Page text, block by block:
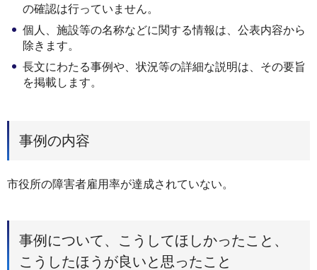
の確認は行っていません。
個人、施設等の名称などに関する情報は、公表内容から
除きます。
長文にわたる事例や、状況等の詳細な説明は、その要旨
を掲載します。
事例の内容
市役所の障害者雇用率が達成されていない。
事例について、こうしてほしかったこと、
こうしたほうが良いと思ったこと